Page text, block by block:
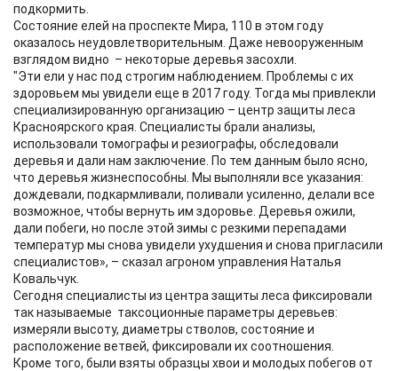
подкормить.
Состояние елей на проспекте Мира, 110 в этом году
оказалось неудовлетворительным. Даже невооруженным
взглядом видно – некоторые деревья засохли.
"​Эти ели у нас под строгим наблюдением. Проблемы с их
здоровьем мы увидели еще в 2017 году. Тогда мы привлекли
специализированную организацию – центр защиты леса
Красноярского края. Специалисты брали анализы,
использовали томографы и резиографы, обследовали
деревья и дали нам заключение. По тем данным было ясно,
что деревья жизнеспособны. Мы выполняли все указания:
дождевали, подкармливали, поливали усиленно, делали все
возможное, чтобы вернуть им здоровье. Деревья ожили,
дали побеги, но после этой зимы с резкими перепадами
температур мы снова увидели ухудшения и снова пригласили
специалистов»​, – сказал агроном управления Наталья
Ковальчук.
Сегодня специалисты из центра защиты леса фиксировали
так называемые таксоционные параметры деревьев:
измеряли высоту, диаметры стволов, состояние и
расположение ветвей, фиксировали их соотношения.
Кроме того, были взяты образцы хвои и молодых побегов от